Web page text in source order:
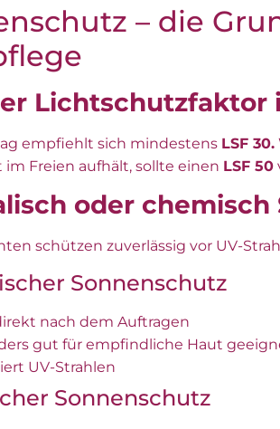
– die
Lichtschutzfaktor
empfiehlt sich mindestens LSF 30.
im Freien aufhält, sollte einen LSF 50
oder chemisch
schützen zuverlässig vor UV-
Sonnenschutz
nach dem Auftragen
gut für empfindliche Haut
UV-Strahlen
Sonnenschutz